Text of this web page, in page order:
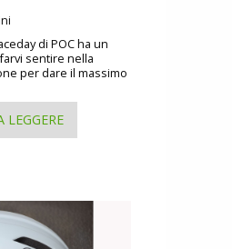
di POC ha un
sentire nella
per dare il massimo